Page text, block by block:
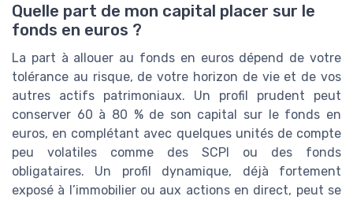
Quelle part de mon capital placer sur le
fonds en euros ?
La part à allouer au fonds en euros dépend de votre
tolérance au risque, de votre horizon de vie et de vos
autres actifs patrimoniaux. Un profil prudent peut
conserver 60 à 80 % de son capital sur le fonds en
euros, en complétant avec quelques unités de compte
peu volatiles comme des SCPI ou des fonds
obligataires. Un profil dynamique, déjà fortement
exposé à l’immobilier ou aux actions en direct, peut se